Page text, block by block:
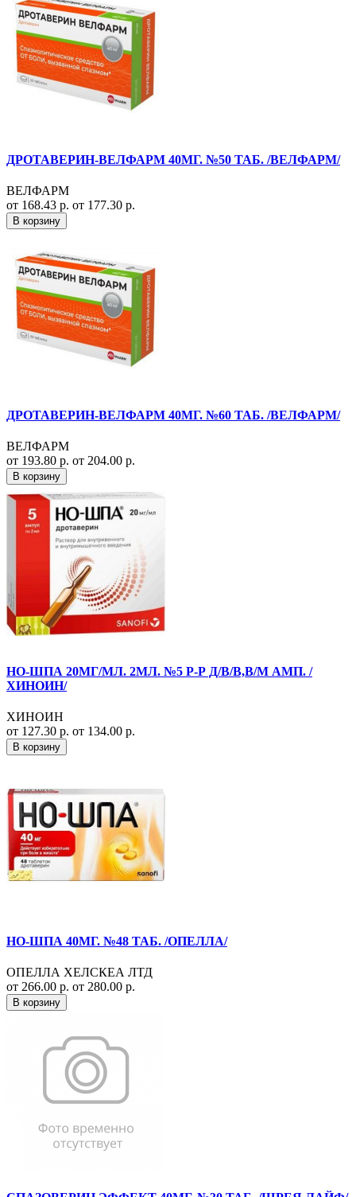
ДРОТАВЕРИН-ВЕЛФАРМ 40МГ. №50 ТАБ. /ВЕЛФАРМ/
ВЕЛФАРМ
от 168.43 р. от 177.30 р.
В корзину
ДРОТАВЕРИН-ВЕЛФАРМ 40МГ. №60 ТАБ. /ВЕЛФАРМ/
ВЕЛФАРМ
от 193.80 р. от 204.00 р.
В корзину
НО-ШПА 20МГ/МЛ. 2МЛ. №5 Р-Р Д/В/В,В/М АМП. /
ХИНОИН/
ХИНОИН
от 127.30 р. от 134.00 р.
В корзину
НО-ШПА 40МГ. №48 ТАБ. /ОПЕЛЛА/
ОПЕЛЛА ХЕЛСКЕА ЛТД
от 266.00 р. от 280.00 р.
В корзину